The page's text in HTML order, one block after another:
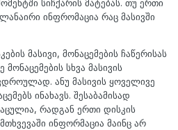
სიჩქარის მატებას. თუ ერთი
ინფრომაცია რაც მასივში
მასივი, მონაცემების ჩაწერისას
მონაცემების სხვა მასივის
ანუ მასივის ყოველივე
ინახავს. შესაბამისად
რადგან ერთი დისკის
ინფორმაცია მაინც არ